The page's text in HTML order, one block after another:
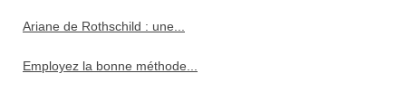
Ariane de Rothschild : une...
Employez la bonne méthode...